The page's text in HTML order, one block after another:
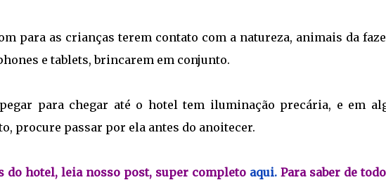
para as crianças terem contato com a natureza, animais da
e tablets, brincarem em conjunto.
para chegar até o hotel tem iluminação precária, e em
procure passar por ela antes do anoitecer.
do hotel, leia nosso post, super completo aqui. Para saber de